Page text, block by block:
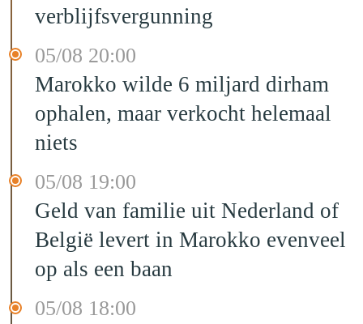
verblijfsvergunning
05/08 20:00
Marokko wilde 6 miljard dirham
ophalen, maar verkocht helemaal
niets
05/08 19:00
Geld van familie uit Nederland of
België levert in Marokko evenveel
op als een baan
05/08 18:00